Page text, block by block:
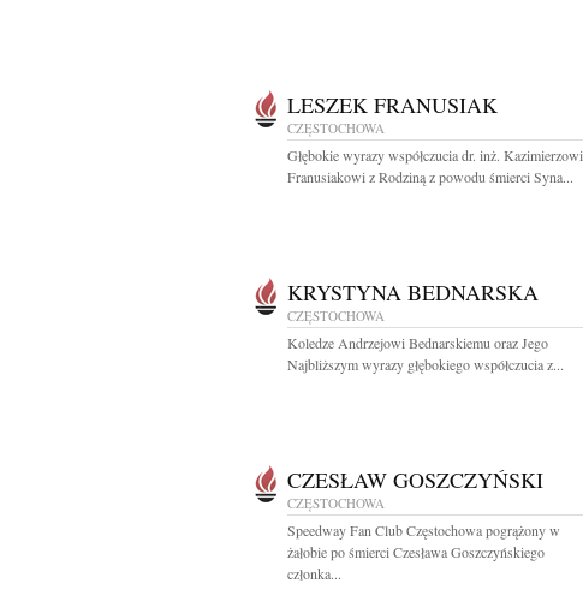
LESZEK FRANUSIAK
CZĘSTOCHOWA
Głębokie wyrazy współczucia dr. inż. Kazimierzowi
Franusiakowi z Rodziną z powodu śmierci Syna...
KRYSTYNA BEDNARSKA
CZĘSTOCHOWA
Koledze Andrzejowi Bednarskiemu oraz Jego
Najbliższym wyrazy głębokiego współczucia z...
CZESŁAW GOSZCZYŃSKI
CZĘSTOCHOWA
Speedway Fan Club Częstochowa pogrążony w
żałobie po śmierci Czesława Goszczyńskiego
członka...